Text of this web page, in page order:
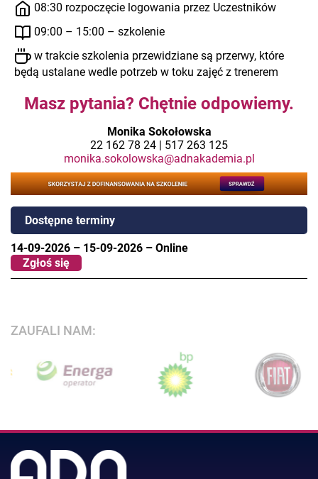
08:30 rozpoczęcie logowania przez Uczestników
09:00 – 15:00 – szkolenie
w trakcie szkolenia przewidziane są przerwy, które
będą ustalane wedle potrzeb w toku zajęć z trenerem
Masz pytania? Chętnie odpowiemy.
Monika Sokołowska
22 162 78 24 | 517 263 125
monika.sokolowska@adnakademia.pl
Dostępne terminy
14-09-2026 – 15-09-2026 – Online
Zgłoś się
ZAUFALI NAM: